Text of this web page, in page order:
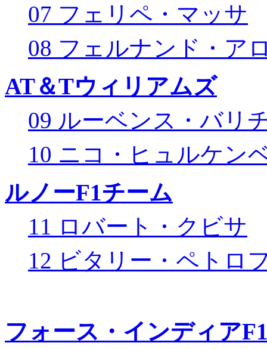
07 フェリペ・マッサ
08 フェルナンド・ア
AT＆Tウィリアムズ
09 ルーベンス・バリ
10 ニコ・ヒュルケン
ルノーF1チーム
11 ロバート・クビサ
12 ビタリー・ペトロ
フォース・インディア